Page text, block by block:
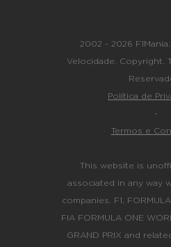
2002 - 2026
Velocidade. Copyright.
Política de
-
Termos e
This website is
associated in any way
companies. F1, FORMULA
FIA FORMULA ONE
GRAND PRIX and